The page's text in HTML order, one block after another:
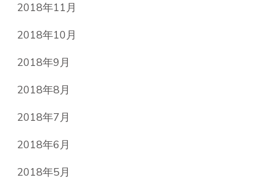
2018年11月
2018年10月
2018年9月
2018年8月
2018年7月
2018年6月
2018年5月